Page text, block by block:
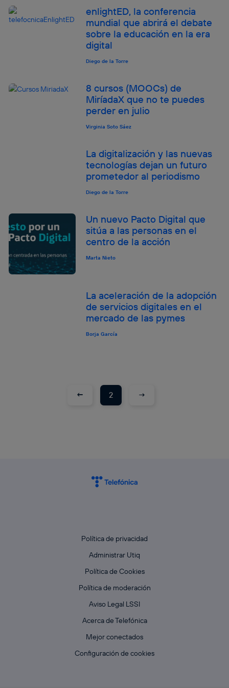
enlightED, la conferencia
mundial que abrirá el debate
sobre la educación en la era
digital
Diego de la Torre
8 cursos (MOOCs) de
MiríadaX que no te puedes
perder en julio
Virginia Soto Sáez
La digitalización y las nuevas
tecnologías dejan un futuro
prometedor al periodismo
Diego de la Torre
Un nuevo Pacto Digital que
sitúa a las personas en el
centro de la acción
Marta Nieto
La aceleración de la adopción
de servicios digitales en el
mercado de las pymes
Borja García
← 2 →
Política de privacidad
Administrar Utiq
Política de Cookies
Política de moderación
Aviso Legal LSSI
Acerca de Telefónica
Mejor conectados
Configuración de cookies
Este identificador se asigna a la conexión de internet, por
lo que cualquier persona que conecte su dispositivo y
consienta el uso de la tecnología recibirá el mismo
identificador. Típicamente:
conexión de banda ancha
el marketing o análisis se realizará en función de las
Si utilizasdatos móviles , el marketing será más
personalizado, ya que se basará únicamente en la
navegación del usuario del móvil.
Puedes gestionar los consentimientos Utiq seleccionando
. Para más información, consulta
política de privacidad de Utiq.